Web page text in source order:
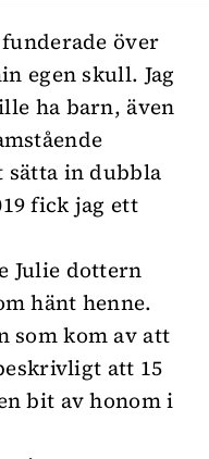
över
egen skull. Jag
ha barn, även
sätta in dubbla
fick jag ett
Julie dottern
hänt henne.
som kom av att
att 15
bit av honom i